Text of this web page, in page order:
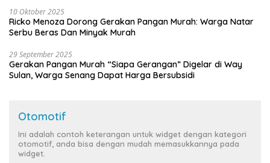
10 Oktober 2025
Ricko Menoza Dorong Gerakan Pangan Murah: Warga Natar
Serbu Beras Dan Minyak Murah
29 September 2025
Gerakan Pangan Murah “Siapa Gerangan” Digelar di Way
Sulan, Warga Senang Dapat Harga Bersubsidi
Otomotif
Ini adalah contoh keterangan untuk widget dengan kategori
otomotif, anda bisa dengan mudah memasukkannya pada
widget.